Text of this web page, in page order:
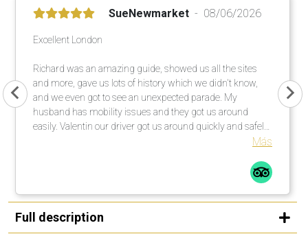
SueNewmarket 08/06/2026
Excellent London
Richard was an amazing guide, showed us all the sites
and more, gave us lots of history which we didn't know,
and we even got to see an unexpected parade. My
husband has mobility issues and they got us around
easily. Valentin our driver got us around quickly and safely.
I highly recommend your tour company to anyone I know
Más
Full description